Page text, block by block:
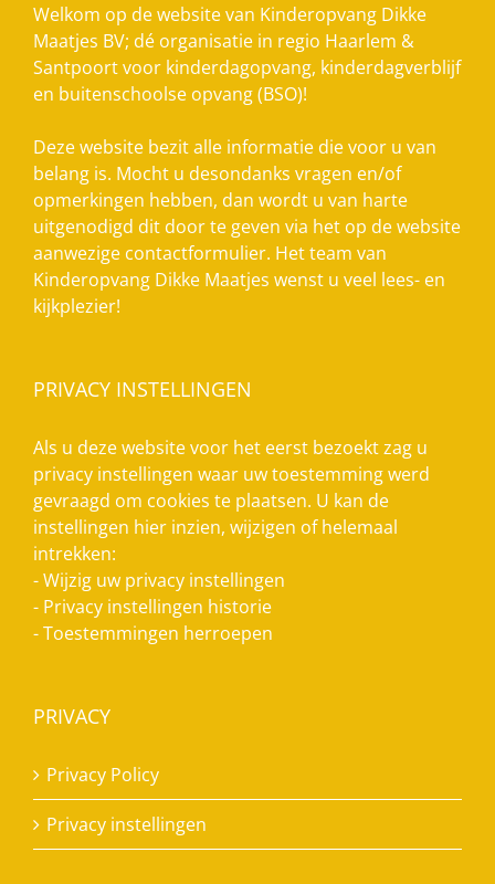
Welkom op de website van Kinderopvang Dikke
Maatjes BV; dé organisatie in regio Haarlem &
Santpoort voor kinderdagopvang, kinderdagverblijf
en buitenschoolse opvang (BSO)!
Deze website bezit alle informatie die voor u van
belang is. Mocht u desondanks vragen en/of
opmerkingen hebben, dan wordt u van harte
uitgenodigd dit door te geven via het op de website
aanwezige contactformulier. Het team van
Kinderopvang Dikke Maatjes wenst u veel lees- en
kijkplezier!
PRIVACY INSTELLINGEN
Als u deze website voor het eerst bezoekt zag u
privacy instellingen waar uw toestemming werd
gevraagd om cookies te plaatsen. U kan de
instellingen hier inzien, wijzigen of helemaal
intrekken:
-Wijzig uw privacy instellingen
- Privacy instellingen historie
-Toestemmingen herroepen
PRIVACY
Privacy Policy
Privacy instellingen